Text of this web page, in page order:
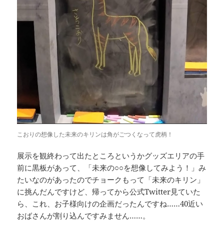
こおりの想像した未来のキリンは角がごつくなって虎柄！
展示を観終わって出たところというかグッズエリアの手
前に黒板があって、「未来の○○を想像してみよう！」み
たいなのがあったのでチョークもって「未来のキリン」
に挑んだんですけど、帰ってから公式Twitter見ていた
ら、これ、お子様向けの企画だったんですね……40近い
おばさんが割り込んですみません……。